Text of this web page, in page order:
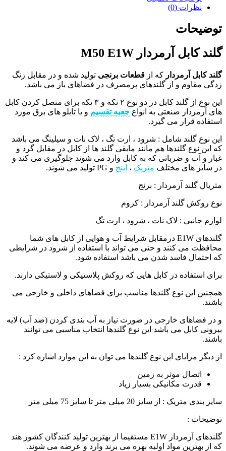
نظرات (0)
توضیحات
گلند کابل آرمردار M50 E1W
گلند کابل آرمردار که از قطعات برنجی تولید شده و در مقابل زنگ
زدگی مقاوم و از گلندهای پرمصرف در فضاهای باز می باشد.
این نوع از گلند کابل در دو نوع ۲ تکه و ۳ تکه برای متصل کردن کابل
های آرمردار صنعتی به انواع جعبه تقسیم و یا تابلو های برق مورد
استفاده قرار می گیرد.
این نوع گلند شامل : شرود ، ارت تگ ، لاک نات و سیلینگ می باشد
که این نوع گلندها هم مانند مابقی گلند ها از کابل در مقابل گرد و
غبار و آب و ضرباتی که به کابل وارد می شوند جلوگیری می کند و
در سایز های مختلف متریک ، اینچ و PG تولید می شوند.
متریال گلند آرمردار : برنج
نوع روکش گلند آرمردار : کروم
لوازم جانبی : لاک نات ، شرود ، ارت تگ
گلندهای E1W
درمقابل شرایط آب و هوایی از کابل های شما
محافظت می کنند و حتی می تواند با استفاده از شرود در شرایطی
که احتمال فاسد شدن می باشد استفاده شود.
برای استفاده در کابل هایی که روکش پلاستیکی و لاستیکی دارند.
همچنین این نوع گلندها مناسب برای فضاهای داخلی و خارجی می
باشند.
و در فضاهای خارجی در صورت نیاز به آب بندی کردن (ضد آب) لایه
بیرونی کابل می باشد این نوع گلندها انتخاب مناسبی می توانند
باشند.
از دیگر مزایای این نوع گلندها می توان به این موارد اشاره کرد :
اتصال موثر به زمین
قدرت مکانیکی بسیار زیاد
سایز بندی متریک : از سایز 20 میلی متر تا سایز 75 میلی متر
توضیحات :
گلندهای آرمردار E1W
مستقیما از بهترین تولید کنندگان کشور هند
که از بهترین مواد اولیه بهره می برند وارد و عرضه می شوند.